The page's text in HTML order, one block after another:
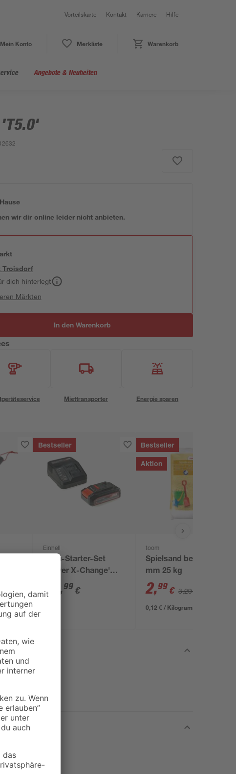
Vorteilskarte Kontakt Karriere Hilfe
Mein Konto Merkliste Warenkorb
Angebote & Neuheiten
wir dir online leider nicht anbieten.
Troisdorf
dich hinterlegt
Märkten
In den Warenkorb
Miettransporter Energie sparen
Bestseller
Einhell
Akku-Starter-Set
'Power X-Change'
Ladegerät und Akku
18 V 2,5 Ah
29 ,99 €
Bestseller
Aktion
toom
Spielsand beige 0-2
mm 25 kg
2,99 € 3,29 €
0,12 € / Kilogramm